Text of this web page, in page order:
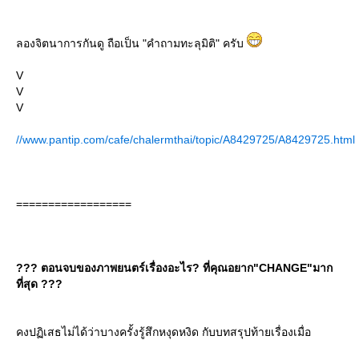
ลองจิตนาการกันดู ถือเป็น "คำถามทะลุมิติ" ครับ
V
V
V
//www.pantip.com/cafe/chalermthai/topic/A8429725/A8429725.html
==================
??? ตอนจบของภาพยนตร์เรื่องอะไร? ที่คุณอยาก"CHANGE"มาก
ที่สุด ???
คงปฏิเสธไม่ได้ว่าบางครั้งรู้สึกหงุดหงิด กับบทสรุปท้ายเรื่องเมื่อ